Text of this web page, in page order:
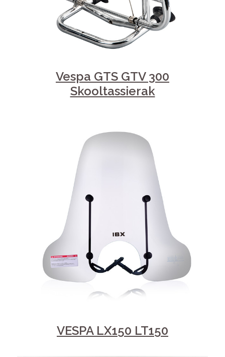
Vespa GTS GTV 300
Skooltassierak
VESPA LX150 LT150